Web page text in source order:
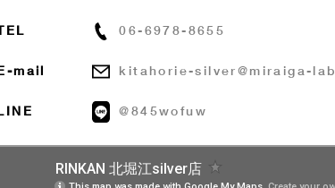
06-6978-8655
mail kitahorie-silver@miraiga-
@845wofuw